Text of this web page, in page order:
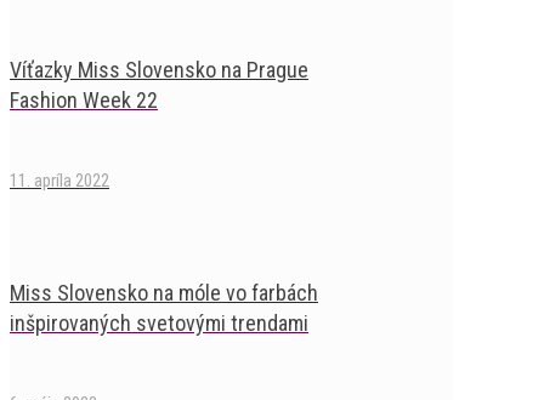
Víťazky Miss Slovensko na Prague
Fashion Week 22
11. apríla 2022
Miss Slovensko na móle vo farbách
inšpirovaných svetovými trendami